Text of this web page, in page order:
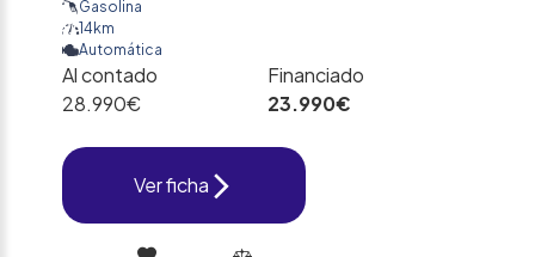
Gasolina
14km
Automática
Al contado
28.990€
Financiado
23.990€
Ver ficha